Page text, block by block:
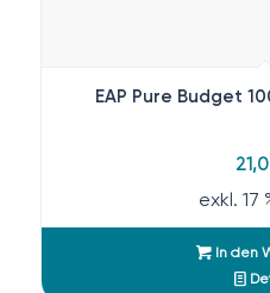
EAP Pure Budget
exkl. 17
In den